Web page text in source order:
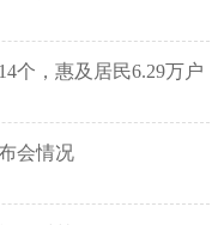
个，惠及居民6.29万户
会情况